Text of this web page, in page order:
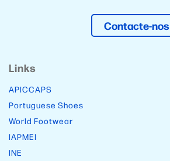
Contacte-nos
Links
APICCAPS
Portuguese Shoes
World Footwear
IAPMEI
INE